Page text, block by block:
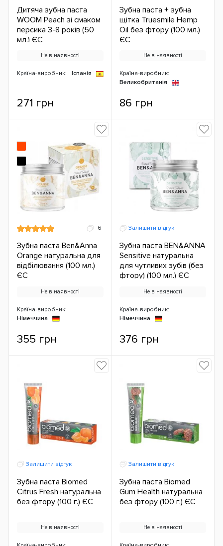
Дитяча зубна паста
WOOM Peach зі смаком
персика 3-8 років (50
мл.) ЄС
Не в наявності
Країна-виробник: Іспанія
271 грн
Зубна паста + зубна
щітка Truesmile Hemp
Oil без фтору (100 мл.)
ЄС
Не в наявності
Країна-виробник:
Великобританія
86 грн
6
Зубна паста Ben&Anna
Orange натуральна для
відбілювання (100 мл.)
ЄС
Не в наявності
Країна-виробник:
Німеччина
355 грн
Залишити відгук
Зубна паста BEN&ANNA
Sensitive натуральна
для чутливих зубів (без
фтору) (100 мл.) ЄС
Не в наявності
Країна-виробник:
Німеччина
376 грн
Залишити відгук
Зубна паста Biomed
Citrus Fresh натуральна
без фтору (100 г.) ЄС
Не в наявності
Залишити відгук
Зубна паста Biomed
Gum Health натуральна
без фтору (100 г.) ЄС
Не в наявності